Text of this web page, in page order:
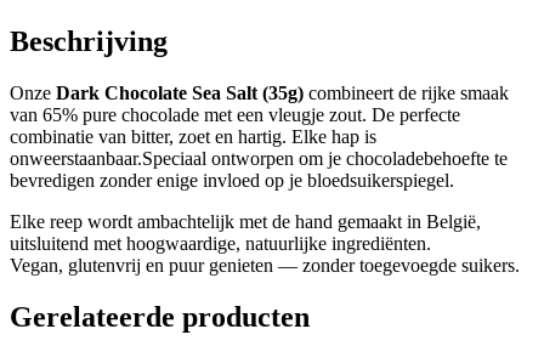
Beschrijving
Onze Dark Chocolate Sea Salt (35g) combineert de rijke smaak
van 65% pure chocolade met een vleugje zout. De perfecte
combinatie van bitter, zoet en hartig. Elke hap is
onweerstaanbaar.Speciaal ontworpen om je chocoladebehoefte te
bevredigen zonder enige invloed op je bloedsuikerspiegel.
Elke reep wordt ambachtelijk met de hand gemaakt in België,
uitsluitend met hoogwaardige, natuurlijke ingrediënten.
Vegan, glutenvrij en puur genieten — zonder toegevoegde suikers.
Gerelateerde producten